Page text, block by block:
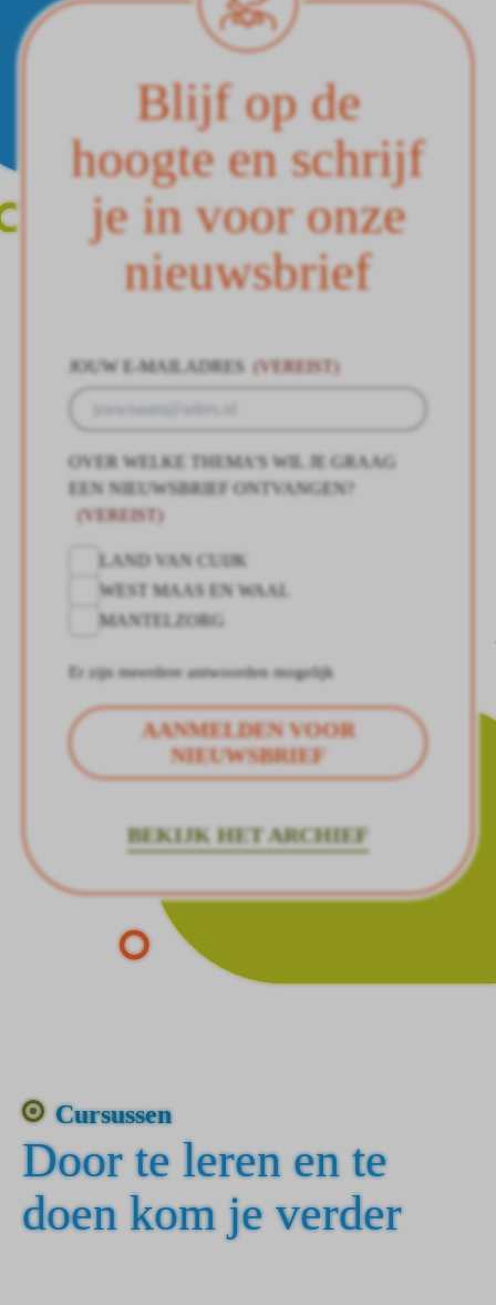
Blijf op de
hoogte en schrijf
je in voor onze
nieuwsbrief
JOUW E-MAILADRES (VEREIST)
OVER WELKE THEMA’S WIL JE GRAAG
EEN NIEUWSBRIEF ONTVANGEN?
(VEREIST)
LAND VAN CUIJK
WEST MAAS EN WAAL
MANTELZORG
Er zijn meerdere antwoorden mogelijk
AANMELDEN VOOR
NIEUWSBRIEF
BEKIJK HET ARCHIEF
Cursussen
Door te leren en te
doen kom je verder